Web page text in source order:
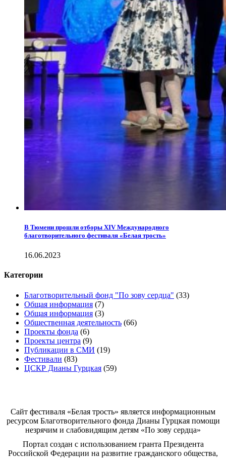
В Тюмени прошли отборы XIV Международного
благотворительного фестиваля «Белая трость»
16.06.2023
Категории
Благотворительный фонд "По зову сердца" (33)
Общая информация (7)
Общая информация (3)
Общественная деятельность (66)
Проекты фонда (6)
Проекты центра (9)
Публикации в СМИ (19)
Фестивали (83)
ЦСКР Дианы Гурцкая (59)
Сайт фестиваля «Белая трость» является информационным
ресурсом Благотворительного фонда Дианы Гурцкая помощи
незрячим и слабовидящим детям «По зову сердца»
Портал создан с использованием гранта Президента
Российской Федерации на развитие гражданского общества,